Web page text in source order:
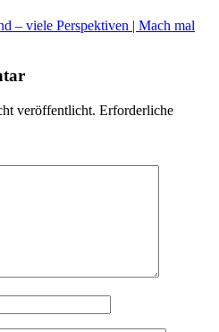
– viele Perspektiven | Mach mal
veröffentlicht. Erforderliche